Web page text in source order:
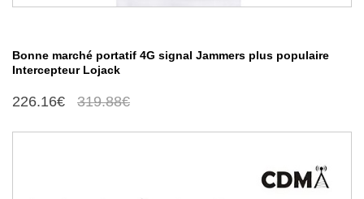
Bonne marché portatif 4G signal Jammers plus populaire
Intercepteur Lojack
226.16€ 319.88€